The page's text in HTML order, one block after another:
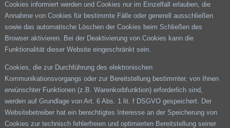
Cookies informiert werden und Cookies nur im Einzelfall erlauben, die
Annahme von Cookies für bestimmte Fälle oder generell ausschließen
sowie das automatische Löschen der Cookies beim Schließen des
Browser aktivieren. Bei der Deaktivierung von Cookies kann die
Funktionalität dieser Website eingeschränkt sein.
Cookies, die zur Durchführung des elektronischen
Kommunikationsvorgangs oder zur Bereitstellung bestimmter, von Ihnen
erwünschter Funktionen (z.B. Warenkorbfunktion) erforderlich sind,
werden auf Grundlage von Art. 6 Abs. 1 lit. f DSGVO gespeichert. Der
Websitebetreiber hat ein berechtigtes Interesse an der Speicherung von
Cookies zur technisch fehlerfreien und optimierten Bereitstellung seiner